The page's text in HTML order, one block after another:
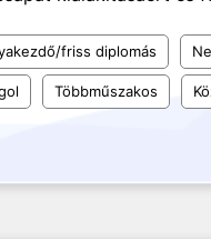
friss diplomás
Többműszakos